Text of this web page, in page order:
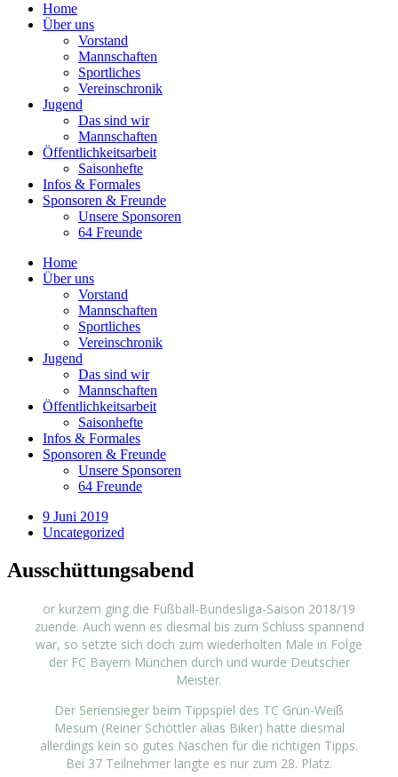
Home
Über uns
Vorstand
Mannschaften
Sportliches
Vereinschronik
Jugend
Das sind wir
Mannschaften
Öffentlichkeitsarbeit
Saisonhefte
Infos & Formales
Sponsoren & Freunde
Unsere Sponsoren
64 Freunde
Home
Über uns
Vorstand
Mannschaften
Sportliches
Vereinschronik
Jugend
Das sind wir
Mannschaften
Öffentlichkeitsarbeit
Saisonhefte
Infos & Formales
Sponsoren & Freunde
Unsere Sponsoren
64 Freunde
9 Juni 2019
Uncategorized
Ausschüttungsabend
or kurzem ging die Fußball-Bundesliga-Saison 2018/19
zuende. Auch wenn es diesmal bis zum Schluss spannend
war, so setzte sich doch zum wiederholten Male in Folge
der FC Bayern München durch und wurde Deutscher
Meister.
Der Seriensieger beim Tippspiel des TC Grün-Weiß
Mesum (Reiner Schöttler alias Biker) hatte diesmal
allerdings kein so gutes Näschen für die richtigen Tipps.
Bei 37 Teilnehmer langte es nur zum 28. Platz.